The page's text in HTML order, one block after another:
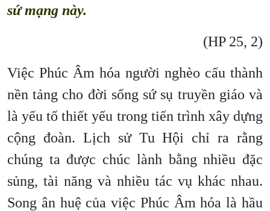
sứ mạng này.
(HP 25, 2)
Việc Phúc Âm hóa người nghèo cấu thành
nền tảng cho đời sống sứ sụ truyền giáo và
là yếu tố thiết yếu trong tiến trình xây dựng
cộng đoàn. Lịch sử Tu Hội chỉ ra rằng
chúng ta được chúc lành bằng nhiều đặc
sủng, tài năng và nhiều tác vụ khác nhau.
Song ân huệ của việc Phúc Âm hóa là hầu